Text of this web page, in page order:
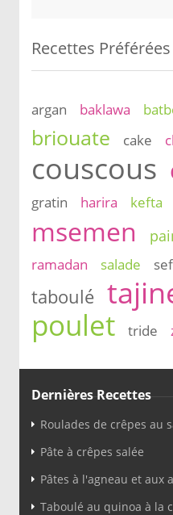
Recettes Préférées
argan baklawa
briouate cake
couscous
gratin
harira kefta
msemen
ramadan salade
taboulé
poulet
tride
Dernières Recettes
Roulades de crêpes au
Pâte à crêpes salée
Pâtes à l'agneau et aux
Taboulé au quinoa à la